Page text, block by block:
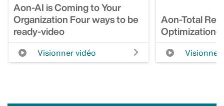
Aon-AI is Coming to Your
Organization Four ways to be
ready-video
Visionner vidéo
Aon-Total
Optimization-
Visionner